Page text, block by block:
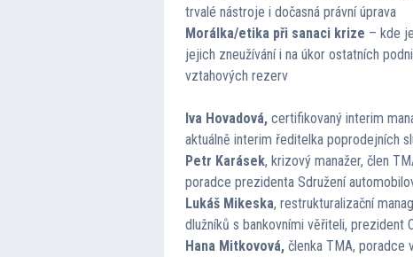
trvalé nástroje i dočasná právní úprava
Morálka/etika při sanaci krize – kde
jejich zneužívání i na úkor ostatních
vztahových rezerv
Iva Hovadová, certifikovaný interim
aktuálně interim ředitelka poprodejních
Petr Karásek, krizový manažer, člen
poradce prezidenta Sdružení
Lukáš Mikeska, restrukturalizační
dlužníků s bankovními věřiteli, prezident
Hana Mitkovová, členka TMA, poradce